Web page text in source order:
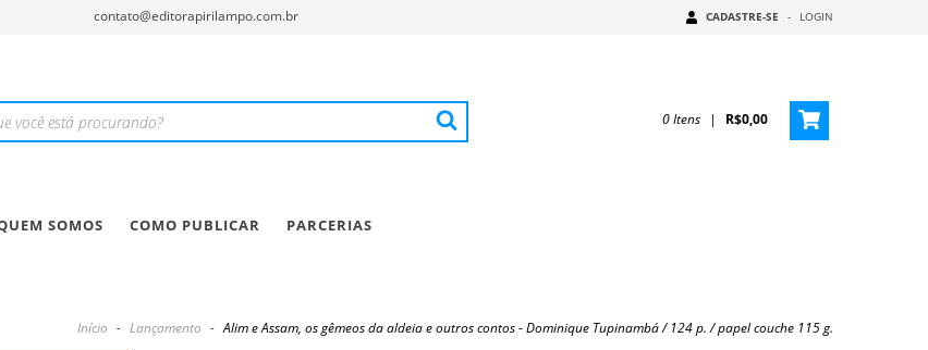
contato@editorapirilampo.com.br CADASTRE-SE - LOGIN
0Itens | R$0,00
SOMOS COMO PUBLICAR PARCERIAS
Início - Lançamento - Alim e Assam, os gêmeos da aldeia e outros contos - Dominique Tupinambá / 124 p. / papel couche 115 g.